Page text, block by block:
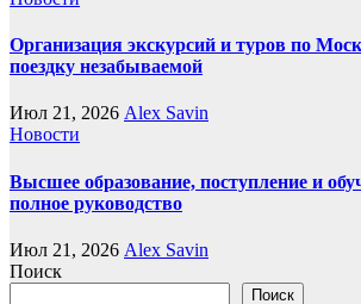
Организация экскурсий и туров по
поездку незабываемой
Июл 21, 2026 Alex Savin
Новости
Высшее образование, поступление и
полное руководство
Июл 21, 2026 Alex Savin
Поиск
Поиск